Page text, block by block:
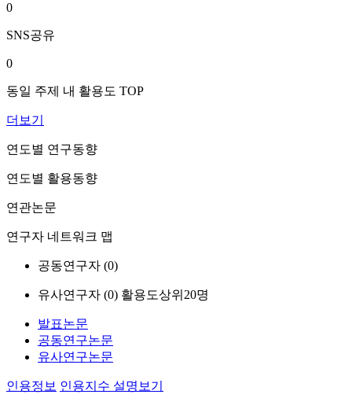
0
SNS공유
0
동일 주제 내 활용도 TOP
더보기
연도별 연구동향
연도별 활용동향
연관논문
연구자 네트워크 맵
공동연구자 (0)
유사연구자 (0) 활용도상위20명
발표논문
공동연구논문
유사연구논문
인용정보 인용지수 설명보기